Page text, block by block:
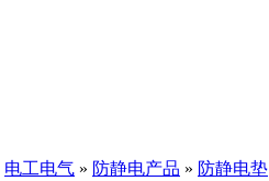
电工电气 » 防静电产品 » 防静电垫